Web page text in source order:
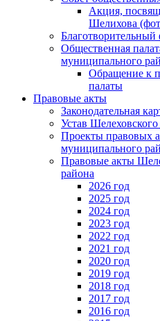
Акция,
Шелихова
Общественная
муниципального
Обращение к
палаты
Правовые акты
Законодательная
Устав Шелеховского
Проекты правовых
муниципального
Правовые акты
района
2026 год
2025 год
2024 год
2023 год
2022 год
2021 год
2020 год
2019 год
2018 год
2017 год
2016 год